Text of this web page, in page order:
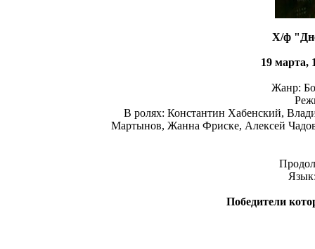
Х/ф
19 марта,
Жанр:
В ролях: Константин Хабенский,
Мартынов, Жанна Фриске, Алексей
Победители